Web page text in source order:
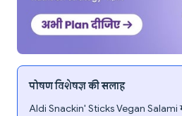
पोषण विशेषज्ञ की सलाह
Aldi Snackin' Sticks Vegan Salami